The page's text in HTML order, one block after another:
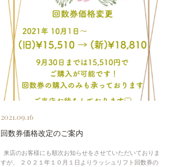
2021.09.16
回数券価格改定のご案内
来店のお客様にも順次お知らせをさせていただいておりま
すが、 ２０２１年１０月１日よりラッシュリフト回数券の